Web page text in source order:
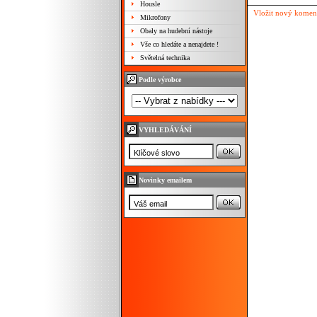
Housle
Mikrofony
Obaly na hudební nástoje
Vše co hledáte a nenajdete !
Světelná technika
Podle výrobce
VYHLEDÁVÁNÍ
Novinky emailem
Vložit nový